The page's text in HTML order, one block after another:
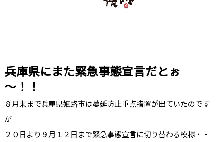
兵庫県にまた緊急事態宣言だとぉ
～！！
８月末まで兵庫県姫路市は蔓延防止重点措置が出ていたのです
が
２０日より９月１２日まで緊急事態宣言に切り替わる模様・・